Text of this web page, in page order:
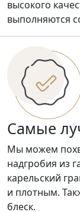
высокого
выполняются
Самые
Мы можем
надгробия из
карельский
и плотным.
блеск.